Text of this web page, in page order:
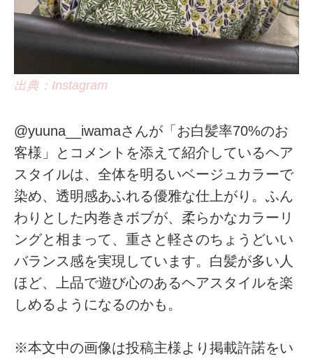
出典：Instagram
@yuuna__iwamaさんが「お白髪率70%のお
客様」とコメントを添えて紹介しているヘア
スタイルは、全体を明るいベージュカラーで
染め、透明感あふれる優雅な仕上がり。ふん
わりとした内巻きボブが、柔らかなカラーリ
ングと相まって、重さと軽さのちょうどいい
バランス感を実現しています。白髪が多い人
ほど、上品で遊び心のあるヘアスタイルを楽
しめるようになるのかも。
※本文中の画像は投稿主様より掲載許諾をい